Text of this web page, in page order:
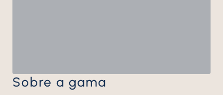
Sobre a gama